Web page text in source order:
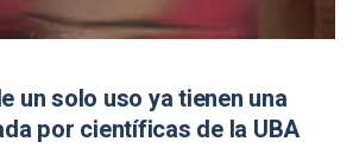
un solo uso ya tienen una
por científicas de la UBA